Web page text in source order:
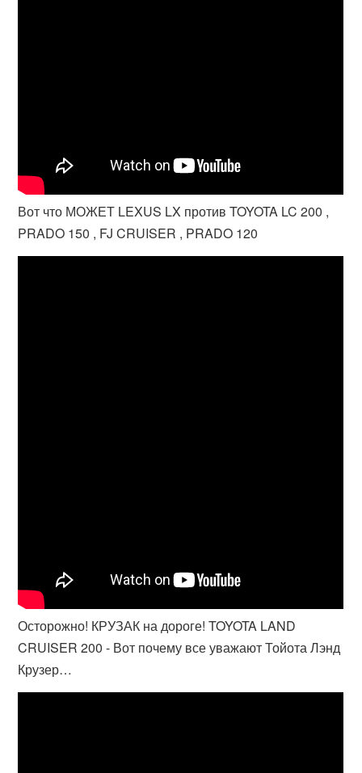
Вот что МОЖЕТ LEXUS LX против TOYOTA LC 200 ,
PRADO 150 , FJ CRUISER , PRADO 120
Осторожно! КРУЗАК на дороге! TOYOTA LAND
CRUISER 200 - Вот почему все уважают Тойота Лэнд
Крузер…